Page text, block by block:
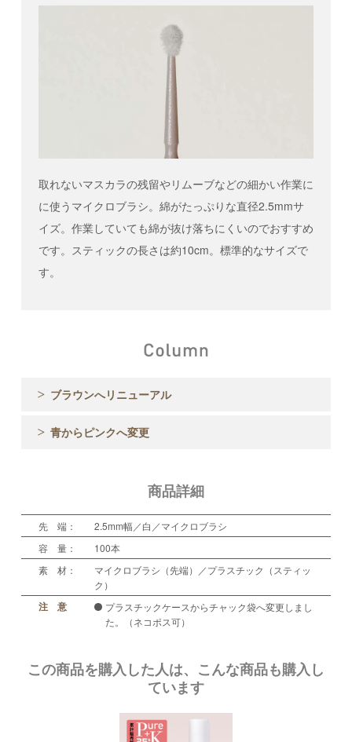
取れないマスカラの残留やリムーブなどの細かい作業に
に使うマイクロブラシ。綿がたっぷりな直径2.5mmサ
イズ。作業していても綿が抜け落ちにくいのでおすすめ
です。スティックの長さは約10cm。標準的なサイズで
す。
ブラウンへリニューアル
青からピンクへ変更
商品詳細
先 端：
2.5mm幅／白／マイクロブラシ
容 量：
100本
素 材：
マイクロブラシ（先端）／プラスチック（スティッ
ク）
注 意
プラスチックケースからチャック袋へ変更しまし
た。（ネコポス可）
この商品を購入した人は、こんな商品も購入し
ています